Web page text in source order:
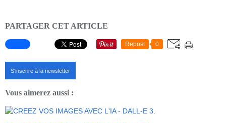
PARTAGER CET ARTICLE
Repost 0
S'inscrire à la newsletter
Vous aimerez aussi :